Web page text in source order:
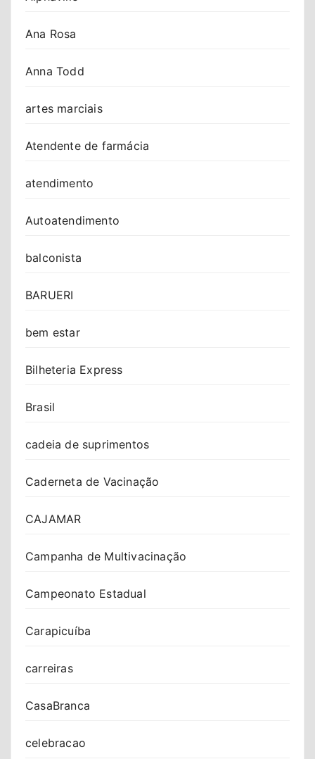
Ana Rosa
Anna Todd
artes marciais
Atendente de farmácia
atendimento
Autoatendimento
balconista
BARUERI
bem estar
Bilheteria Express
Brasil
cadeia de suprimentos
Caderneta de Vacinação
CAJAMAR
Campanha de Multivacinação
Campeonato Estadual
Carapicuíba
carreiras
CasaBranca
celebracao